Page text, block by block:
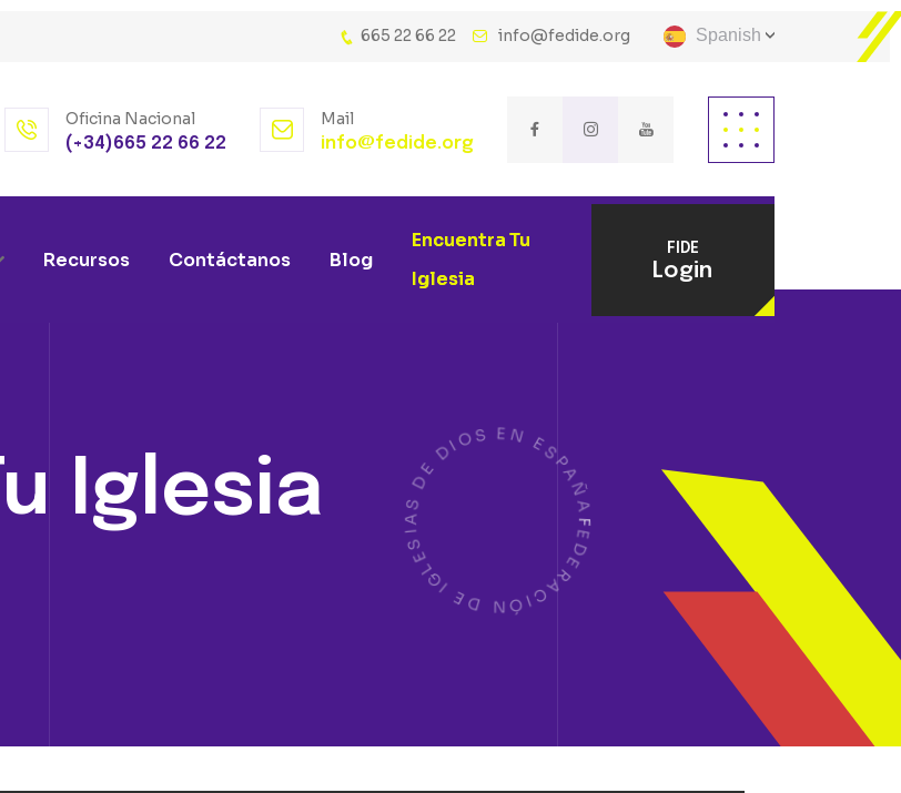
665 22 66 22 info@fedide.org Spanish
Oficina Nacional
(+34)665 22 66 22
Mail
info@fedide.org
Recursos Contáctanos Blog
Encuentra Tu
Iglesia
FIDE
Login
Iglesia
F
E
D
E
R
A
C
I
Ó
N
D
E
I
G
L
E
S
I
A
S
DEDIO S E N
ES
P
A
Ñ
A